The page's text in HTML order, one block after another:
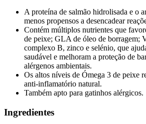
A proteína de salmão hidrolisada e o
menos propensos a desencadear
Contém múltiplos nutrientes que
de peixe; GLA de óleo de borragem;
complexo B, zinco e selénio, que
saudável e melhoram a proteção de
alérgenos ambientais.
Os altos níveis de Ómega 3 de peixe
anti-inflamatório natural.
Também apto para gatinhos alérgicos.
Ingredientes